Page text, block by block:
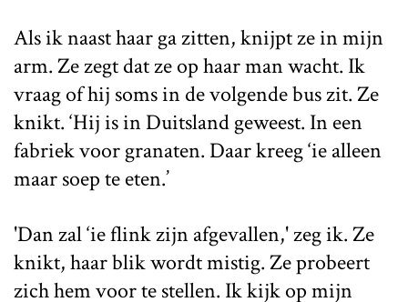
Als ik naast haar ga zitten, knijpt ze in mijn
arm. Ze zegt dat ze op haar man wacht. Ik
vraag of hij soms in de volgende bus zit. Ze
knikt. ‘Hij is in Duitsland geweest. In een
fabriek voor granaten. Daar kreeg ‘ie alleen
maar soep te eten.’
'Dan zal ‘ie flink zijn afgevallen,' zeg ik. Ze
knikt, haar blik wordt mistig. Ze probeert
zich hem voor te stellen. Ik kijk op mijn